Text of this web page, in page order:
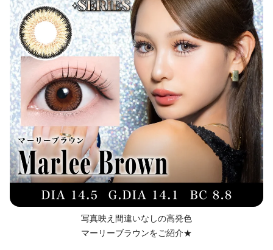
写真映え間違いなしの高発色
マーリーブラウンをご紹介★